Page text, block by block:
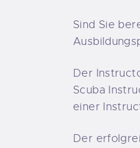
Sind Sie
Der
Scuba
einer
Der